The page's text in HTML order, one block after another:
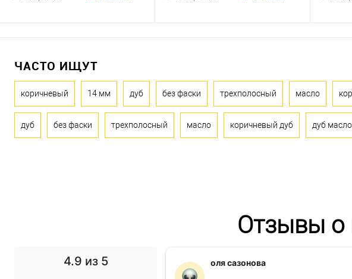
ЧАСТО ИЩУТ
коричневый 14 мм дуб без фаски трехполосный масло
дуб без фаски трехполосный масло коричневый дуб дуб масло
Отзывы о
4.9 из 5 оля сазонова